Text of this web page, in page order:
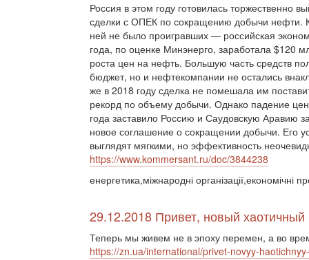
Россия в этом году готовилась торжественно
сделки с ОПЕК по сокращению добычи нефти.
ней не было проигравших — российская
года, по оценке Минэнерго, заработала $120
роста цен на нефть. Большую часть средств
бюджет, но и нефтекомпании не остались
же в 2018 году сделка не помешала им
рекорд по объему добычи. Однако падение
года заставило Россию и Саудовскую Аравию
новое соглашение о сокращении добычи. Его
выглядят мягкими, но эффективность
https://www.kommersant.ru/doc/3844238
енергетика,міжнародні організації,економічні
29.12.2018 Привет, новый
Теперь мы живем не в эпоху перемен, а во
https://zn.ua/international/privet-novyy-